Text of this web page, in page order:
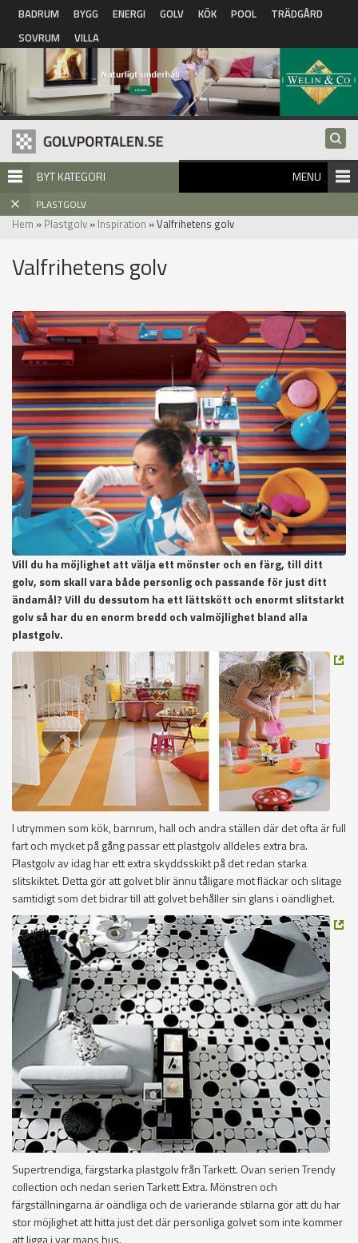
Hoppa till huvudinnehåll
BADRUM BYGG ENERGI GOLV KÖK POOL
TRÄDGÅRD
SOVRUM
VILLA
BYT KATEGORI MENU
PLASTGOLV
Hem » Plastgolv » Inspiration » Valfrihetens golv
Valfrihetens golv
Vill du ha möjlighet att välja ett mönster och en färg, till ditt
golv, som skall vara både personlig och passande för just ditt
ändamål?Vill du dessutom ha ett lättskött och enormt slitstarkt
golv så har du en enorm bredd och valmöjlighet bland alla
plastgolv.
I utrymmen som kök, barnrum, hall och andra ställen där det ofta är full
fart och mycket på gång passar ett plastgolv alldeles extra bra.
Plastgolv av idag har ett extra skyddsskikt på det redan starka
slitskiktet. Detta gör att golvet blir ännu tåligare mot fläckar och slitage
samtidigt som det bidrar till att golvet behåller sin glans i oändlighet.
Supertrendiga, färgstarka plastgolv från Tarkett. Ovan serien Trendy
collection och nedan serien Tarkett Extra. Mönstren och
färgställningarna är oändliga och de varierande stilarna gör att du har
stor möjlighet att hitta just det där personliga golvet som inte kommer
att ligga i var mans hus.